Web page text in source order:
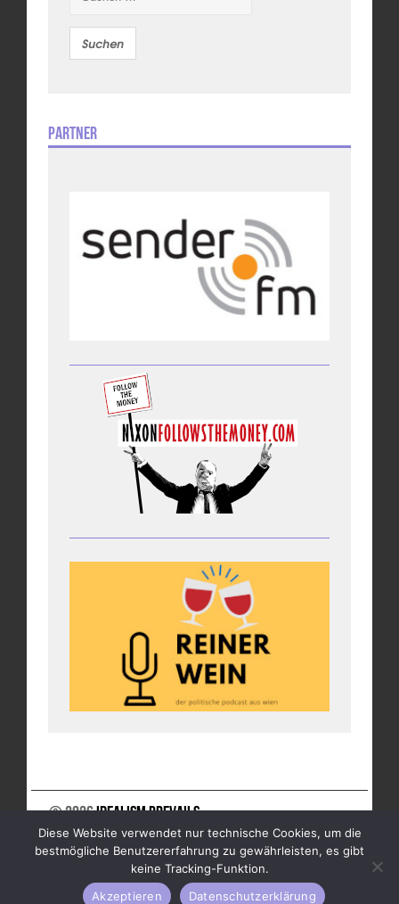
Partner
© 2026Idealism Prevails
UNTERSTÜTZE UNS
NEWSLETTER
IMPRESSUM
Diese Website verwendet nur technische Cookies, um die
bestmögliche Benutzererfahrung zu gewährleisten, es gibt
keine Tracking-Funktion.
Akzeptieren
Datenschutzerklärung